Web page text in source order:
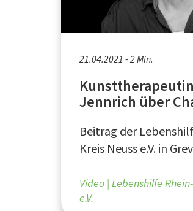
21.04.2021 - 2 Min.
Jennrich über
Beitrag der
Kreis Neuss e.V. in
Video Lebenshilfe
e.V.